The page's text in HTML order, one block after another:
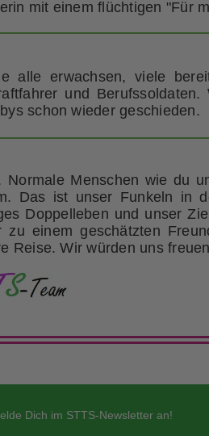
mit einem flüchtigen "Für
alle erwachsen, viele
und
schon wieder geschieden.
Normale Menschen wie du
Das ist unser Funkeln in
Doppelleben und unser
zu einem geschätzten
Reise. Wir würden uns
Dich im STTS-Newsletter an!